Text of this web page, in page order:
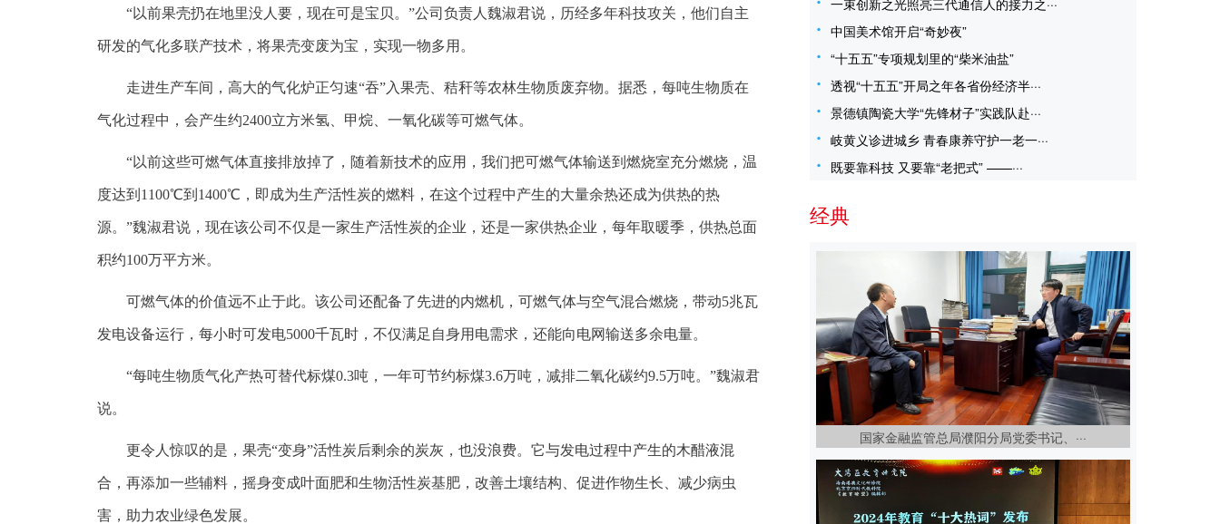
“以前果壳扔在地里没人要，现在可是宝贝。”公司负责人魏淑君说，历经多年科技攻关，他们自主
研发的气化多联产技术，将果壳变废为宝，实现一物多用。
走进生产车间，高大的气化炉正匀速“吞”入果壳、秸秆等农林生物质废弃物。据悉，每吨生物质在
气化过程中，会产生约2400立方米氢、甲烷、一氧化碳等可燃气体。
“以前这些可燃气体直接排放掉了，随着新技术的应用，我们把可燃气体输送到燃烧室充分燃烧，温
度达到1100℃到1400℃，即成为生产活性炭的燃料，在这个过程中产生的大量余热还成为供热的热
源。”魏淑君说，现在该公司不仅是一家生产活性炭的企业，还是一家供热企业，每年取暖季，供热总面
积约100万平方米。
可燃气体的价值远不止于此。该公司还配备了先进的内燃机，可燃气体与空气混合燃烧，带动5兆瓦
发电设备运行，每小时可发电5000千瓦时，不仅满足自身用电需求，还能向电网输送多余电量。
“每吨生物质气化产热可替代标煤0.3吨，一年可节约标煤3.6万吨，减排二氧化碳约9.5万吨。”魏淑君
说。
更令人惊叹的是，果壳“变身”活性炭后剩余的炭灰，也没浪费。它与发电过程中产生的木醋液混
合，再添加一些辅料，摇身变成叶面肥和生物活性炭基肥，改善土壤结构、促进作物生长、减少病虫
害，助力农业绿色发展。
一束创新之光照亮三代通信人的接力之···
中国美术馆开启“奇妙夜”
“十五五”专项规划里的“柴米油盐”
透视“十五五”开局之年各省份经济半···
景德镇陶瓷大学“先锋材子”实践队赴···
岐黄义诊进城乡 青春康养守护一老一···
既要靠科技 又要靠“老把式” ——···
经典
国家金融监管总局濮阳分局党委书记、···